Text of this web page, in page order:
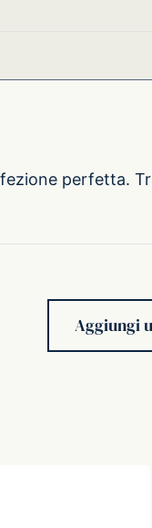
perfetta.
Aggiungi